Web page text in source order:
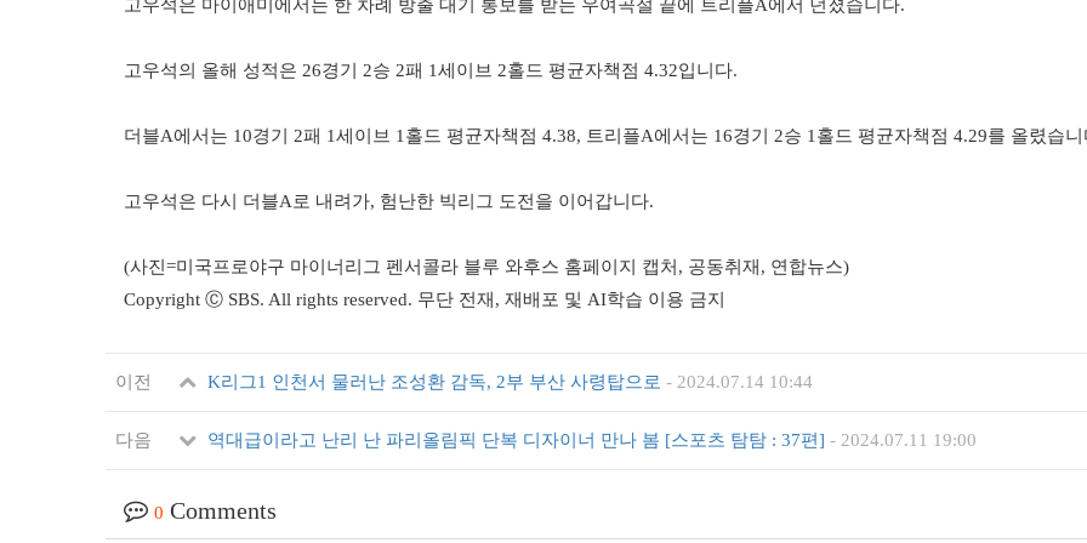
고우석은 마이애미에서는 한 차례 방출 대기 통보를 받는 우여곡절 끝에 트리플A에서 던졌습니다.
고우석의 올해 성적은 26경기 2승 2패 1세이브 2홀드 평균자책점 4.32입니다.
더블A에서는 10경기 2패 1세이브 1홀드 평균자책점 4.38, 트리플A에서는 16경기 2승 1홀드 평균자책점 4.29를 올렸습니
고우석은 다시 더블A로 내려가, 험난한 빅리그 도전을 이어갑니다.
(사진=미국프로야구 마이너리그 펜서콜라 블루 와후스 홈페이지 캡처, 공동취재, 연합뉴스)
Copyright Ⓒ SBS. All rights reserved. 무단 전재, 재배포 및 AI학습 이용 금지
이전 K리그1 인천서 물러난 조성환 감독, 2부 부산 사령탑으로 - 2024.07.14 10:44
다음 역대급이라고 난리 난 파리올림픽 단복 디자이너 만나 봄 [스포츠 탐탐 : 37편] - 2024.07.11 19:00
0 Comments